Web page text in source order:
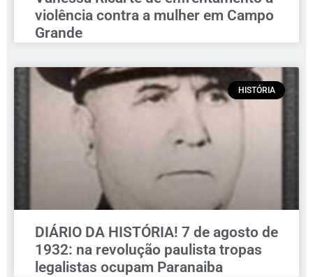
violência contra a mulher em Campo
Grande
HISTÓRIA
DIÁRIO DA HISTÓRIA! 7 de agosto de
1932: na revolução paulista tropas
legalistas ocupam Paranaiba